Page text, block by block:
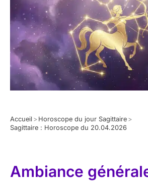
Accueil > Horoscope du jour Sagittaire >
Sagittaire : Horoscope du 20.04.2026
Ambiance